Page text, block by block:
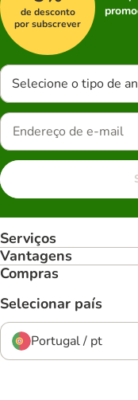
de desconto
por subscrever
Selecione o tipo de
Serviços
Vantagens
Compras
Selecionar país
Portugal / pt